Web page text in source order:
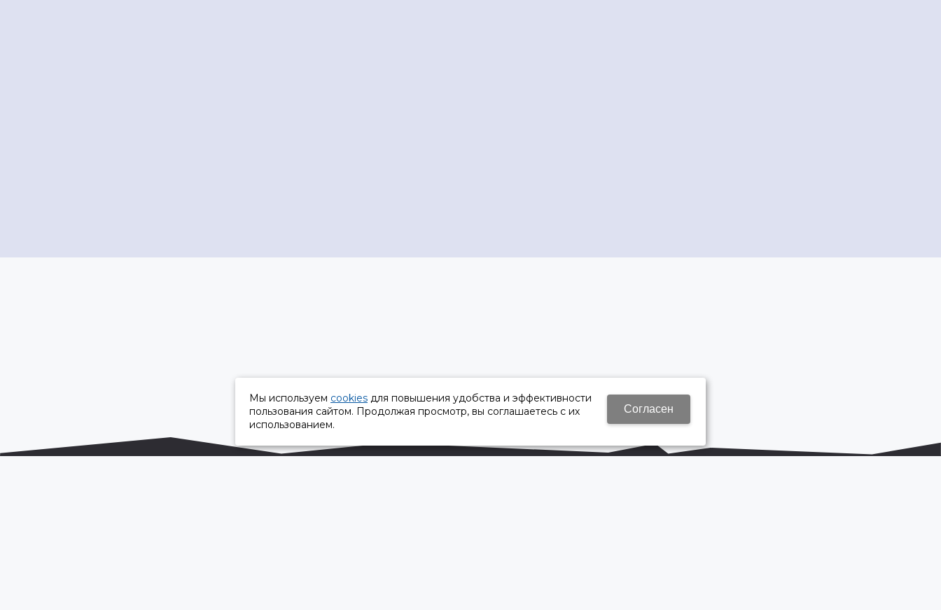
Мы используем cookies для повышения удобства и эффективности
пользования сайтом. Продолжая просмотр, вы соглашаетесь с их
использованием.
Согласен